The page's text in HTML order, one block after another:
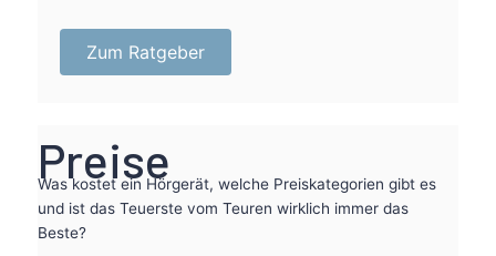
Zum Ratgeber
Preise
Was kostet ein Hörgerät, welche Preiskategorien gibt es
und ist das Teuerste vom Teuren wirklich immer das
Beste?